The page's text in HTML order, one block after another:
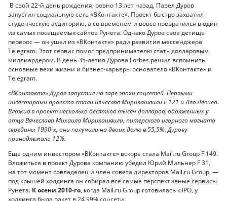
В свой 22-й день рождения, ровно 13 лет назад, Павел Дуров
запустил социальную сеть «ВКонтакте». Проект быстро захватил
студенческую аудиторию, а со временем и вовсе превратился в один
из самых посещаемых сайтов Рунета. Однако Дуров свое детище
перерос — он ушел из «ВКонтакте» ради развития мессенджера
Telegram. Этот сервис помог предпринимателю стать долларовым
миллиардером. В день 35-летия Дурова Forbes решил вспомнить
основные вехи жизни и бизнес-карьеры основателя «ВКонтакте» и
Telegram.
«ВКонтакте» Дуров запустил на заре эпохи соцсетей. Первыми
инвесторами проекта стали Вячеслав Мирилашвили F 121 и Лев Левиев.
Вложив в проект несколько десятков тысяч долларов, одолженных у
отца Вячеслава Михаила Мирилашвили, питерского игорного магната
середины 1990-х, они получили на двоих долю в 55,5%. Дурову
принадлежало 12%.
Еще одним инвестором «ВКонтакте» вскоре стала Mail.ru Group F 149.
Вложиться в проект Дурова компанию убедил Юрий Мильнер F 31,
на тот момент совладелец и член совета директоров Mail.ru Group, —
под крышей холдинга он собирал все самые перспективные сервисы
Рунета. К осени 2010-го, когда Mail.ru Group готовилась к IPO, у
холдинга была пакет в 24,99% соцсети.